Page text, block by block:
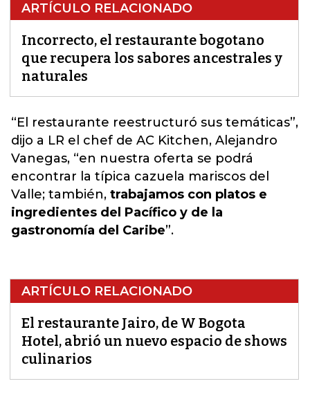
ARTÍCULO RELACIONADO
Incorrecto, el restaurante bogotano
que recupera los sabores ancestrales y
naturales
“El restaurante reestructuró sus temáticas”,
dijo a LR el chef de AC Kitchen, Alejandro
Vanegas, “en nuestra oferta se podrá
encontrar la típica cazuela mariscos del
Valle; también, trabajamos con platos e
ingredientes del Pacífico y de la
gastronomía del Caribe”.
ARTÍCULO RELACIONADO
El restaurante Jairo, de W Bogota
Hotel, abrió un nuevo espacio de shows
culinarios